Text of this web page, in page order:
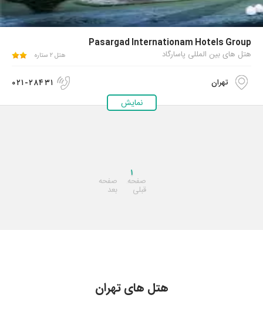
Pasargad Internationam Hotels Group
هتل های بین المللی پاسارگاد هتل ۲ ستاره
نمایش
تهران ۰۲۱-۲۸۴۳۱
صفحه
قبلی
۱
صفحه
بعد
هتل های تهران